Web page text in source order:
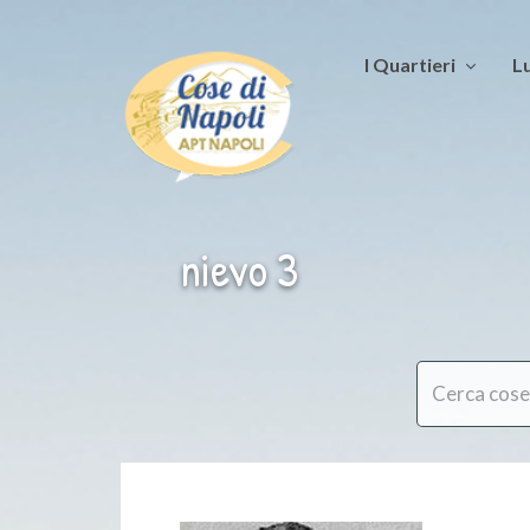
I Quartieri
nievo 3